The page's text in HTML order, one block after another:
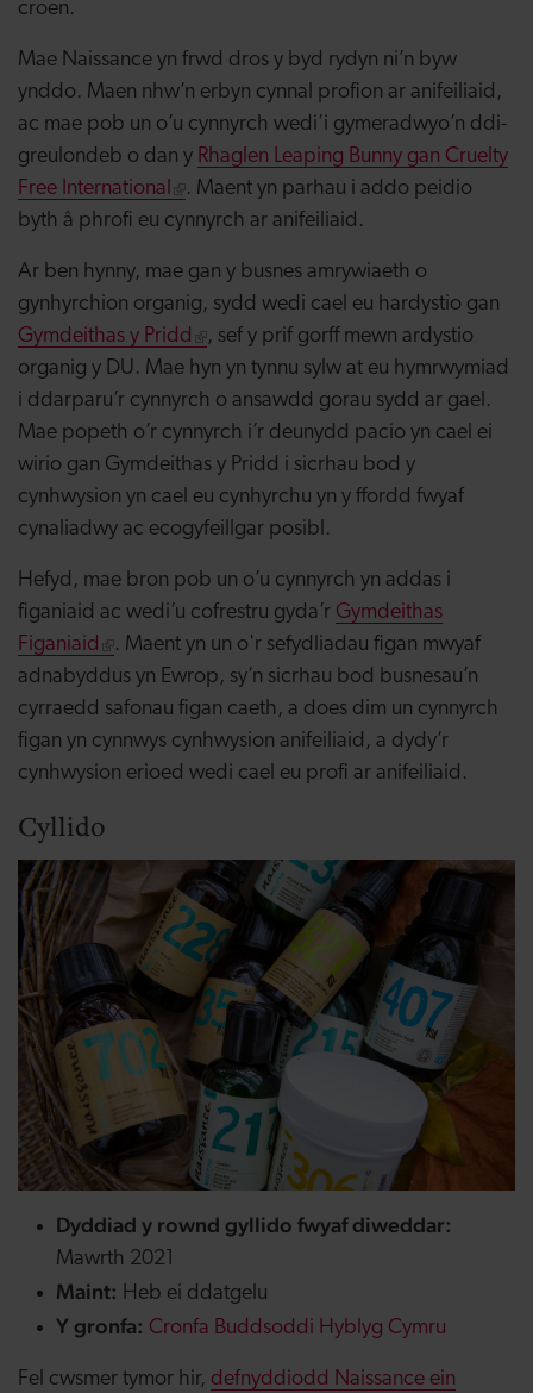
croen.
Mae Naissance yn frwd dros y byd rydyn ni’n byw
ynddo. Maen nhw’n erbyn cynnal profion ar anifeiliaid,
ac mae pob un o’u cynnyrch wedi’i gymeradwyo’n ddi-
greulondeb o dan y Rhaglen Leaping Bunny gan Cruelty
Free International
. Maent yn parhau i addo peidio
byth â phrofi eu cynnyrch ar anifeiliaid.
Ar ben hynny, mae gan y busnes amrywiaeth o
gynhyrchion organig, sydd wedi cael eu hardystio gan
Gymdeithas y Pridd
, sef y prif gorff mewn ardystio
organig y DU. Mae hyn yn tynnu sylw at eu hymrwymiad
i ddarparu’r cynnyrch o ansawdd gorau sydd ar gael.
Mae popeth o’r cynnyrch i’r deunydd pacio yn cael ei
wirio gan Gymdeithas y Pridd i sicrhau bod y
cynhwysion yn cael eu cynhyrchu yn y ffordd fwyaf
cynaliadwy ac ecogyfeillgar posibl.
Hefyd, mae bron pob un o’u cynnyrch yn addas i
figaniaid ac wedi’u cofrestru gyda’r Gymdeithas
Figaniaid
. Maent yn un o'r sefydliadau figan mwyaf
adnabyddus yn Ewrop, sy’n sicrhau bod busnesau’n
cyrraedd safonau figan caeth, a does dim un cynnyrch
figan yn cynnwys cynhwysion anifeiliaid, a dydy’r
cynhwysion erioed wedi cael eu profi ar anifeiliaid.
Cyllido
Dyddiad y rownd gyllido fwyaf diweddar:
Mawrth 2021
Maint: Heb ei ddatgelu
Y gronfa: Cronfa Buddsoddi Hyblyg Cymru
Fel cwsmer tymor hir, defnyddiodd Naissance ein